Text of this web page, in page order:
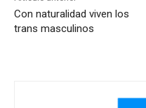
Con naturalidad viven los
trans masculinos